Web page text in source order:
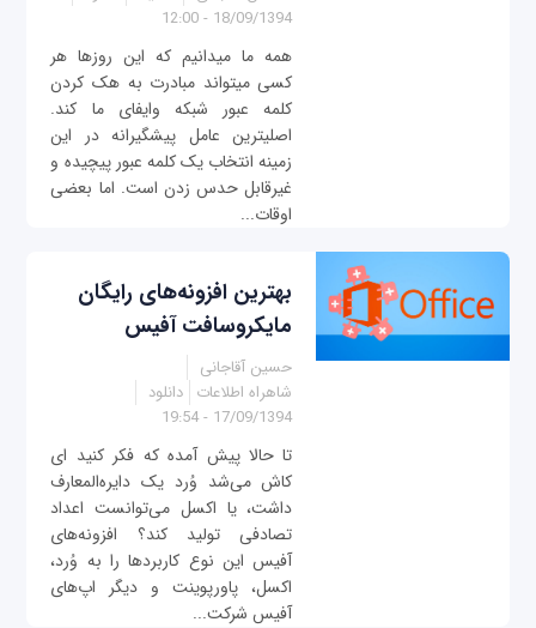
18/09/1394 - 12:00
همه ما می‎دانیم که این روزها هر
کسی می‎تواند مبادرت به هک کردن
کلمه عبور شبکه وای‎فای ما کند.
اصلی‎ترین عامل پیشگیرانه در این
زمینه انتخاب یک کلمه عبور پیچیده و
غیرقابل حدس زدن است. اما بعضی
اوقات...
بهترین افزونه‌های رایگان
مایکروسافت آفیس
حسین آقاجانی
شاهراه اطلاعات دانلود
17/09/1394 - 19:54
تا حالا پیش آمده که فکر کنید ای
کاش می‌شد وُرد یک دایره‌المعارف
داشت، یا اکسل می‌توانست اعداد
تصادفی تولید کند؟ افزونه‌های
آفیس این نوع کاربردها را به وُرد،
اکسل، پاور‌پوینت و دیگر اپ‌های
آفیس شرکت...